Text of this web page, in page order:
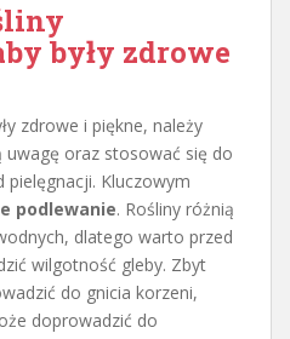
były zdrowe
zdrowe i piękne, należy
oraz stosować się do
Kluczowym
podlewanie. Rośliny różnią
dlatego warto przed
wilgotność gleby. Zbyt
do gnicia korzeni,
doprowadzić do